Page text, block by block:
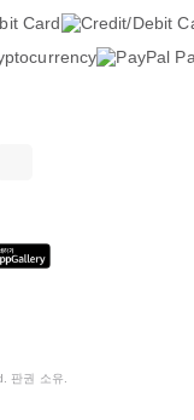
판권 소유.